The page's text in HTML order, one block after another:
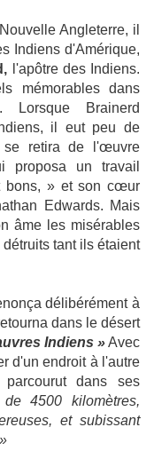
Angleterre, il
Indiens d'Amérique,
l'apôtre des Indiens.
mémorables dans
Lorsque Brainerd
il eut peu de
se retira de l'œuvre
proposa un travail
bons, » et son cœur
Edwards. Mais
âme les misérables
tant ils étaient
délibérément à
dans le désert
Indiens »Avec
d'un endroit à l'autre
dans ses
4500 kilomètres,
et subissant